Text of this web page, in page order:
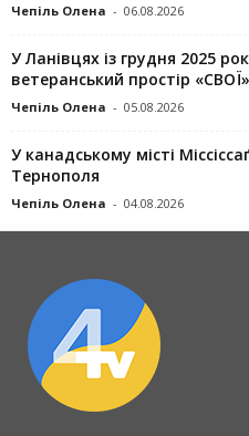
Чепіль Олена - 06.08.2026
У Ланівцях із грудня 2025
ветеранський простір «СВОЇ»
Чепіль Олена - 05.08.2026
У канадському місті
Тернополя
Чепіль Олена - 04.08.2026